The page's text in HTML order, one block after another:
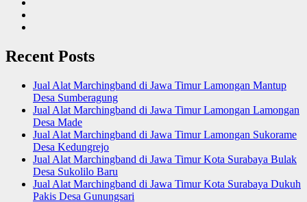
Recent Posts
Jual Alat Marchingband di Jawa Timur Lamongan Mantup
Desa Sumberagung
Jual Alat Marchingband di Jawa Timur Lamongan Lamongan
Desa Made
Jual Alat Marchingband di Jawa Timur Lamongan Sukorame
Desa Kedungrejo
Jual Alat Marchingband di Jawa Timur Kota Surabaya Bulak
Desa Sukolilo Baru
Jual Alat Marchingband di Jawa Timur Kota Surabaya Dukuh
Pakis Desa Gunungsari